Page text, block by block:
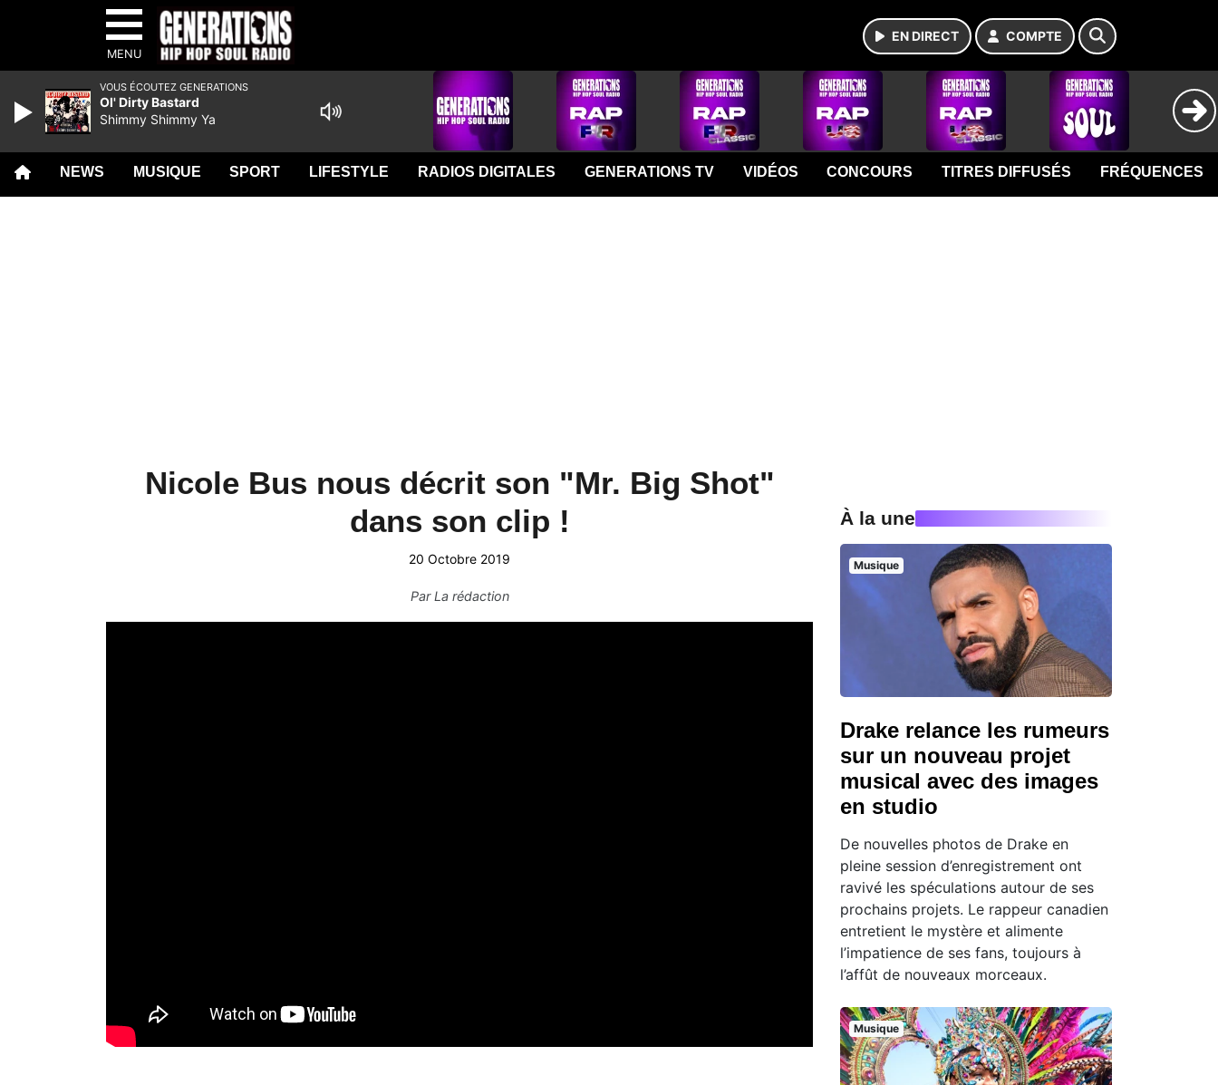
MENU
EN DIRECT COMPTE
NEWS MUSIQUE SPORT LIFESTYLE RADIOS DIGITALES GENERATIONS TV VIDÉOS CONCOURS TITRES DIFFUSÉS FRÉQUENCES
Nicole Bus nous décrit son "Mr. Big Shot"
dans son clip !
20 Octobre 2019
ParLa rédaction
À la une
Musique
Drake relance les rumeurs
sur un nouveau projet
musical avec des images
en studio
De nouvelles photos de Drake en
pleine session d’enregistrement ont
ravivé les spéculations autour de ses
prochains projets. Le rappeur canadien
entretient le mystère et alimente
l’impatience de ses fans, toujours à
l’affût de nouveaux morceaux.
Musique
VOUS ÉCOUTEZ GENERATIONS
Ol' Dirty Bastard
Shimmy Shimmy Ya